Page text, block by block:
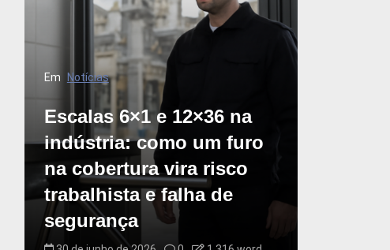
Em Notícias
Escalas 6×1 e 12×36 na
indústria: como um furo
na cobertura vira risco
trabalhista e falha de
segurança